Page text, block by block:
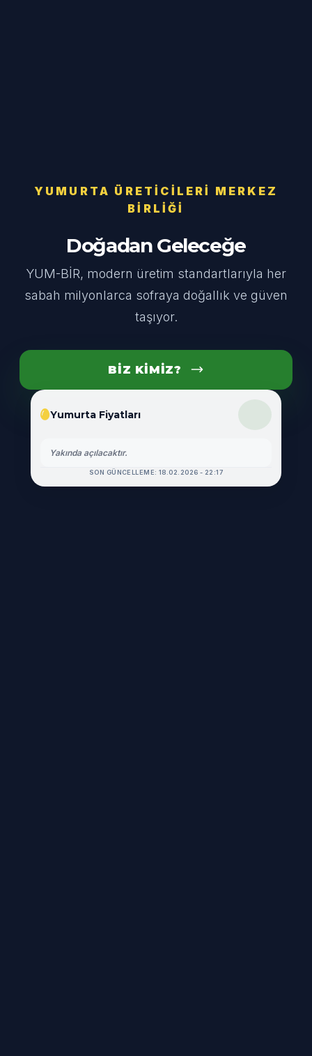
YUMURTA ÜRETICILERI MERKEZ
BIRLIĞI
Doğadan Geleceğe
YUM-BİR, modern üretim standartlarıyla her
sabah milyonlarca sofraya doğallık ve güven
taşıyor.
BIZ KIMIZ?
Yumurta Fiyatları
Yakında açılacaktır.
SON GÜNCELLEME: 18.02.2026 - 22:17